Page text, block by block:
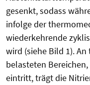
gesenkt, sodass
infolge der
wiederkehrende
wird (siehe Bild 1).
belasteten
eintritt, trägt die